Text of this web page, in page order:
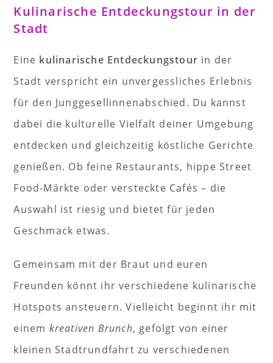
Kulinarische Entdeckungstour in der
Stadt
Eine kulinarische Entdeckungstour in der
Stadt verspricht ein unvergessliches Erlebnis
für den Junggesellinnenabschied. Du kannst
dabei die kulturelle Vielfalt deiner Umgebung
entdecken und gleichzeitig köstliche Gerichte
genießen. Ob feine Restaurants, hippe Street
Food-Märkte oder versteckte Cafés – die
Auswahl ist riesig und bietet für jeden
Geschmack etwas.
Gemeinsam mit der Braut und euren
Freunden könnt ihr verschiedene kulinarische
Hotspots ansteuern. Vielleicht beginnt ihr mit
einem kreativen Brunch, gefolgt von einer
kleinen Stadtrundfahrt zu verschiedenen